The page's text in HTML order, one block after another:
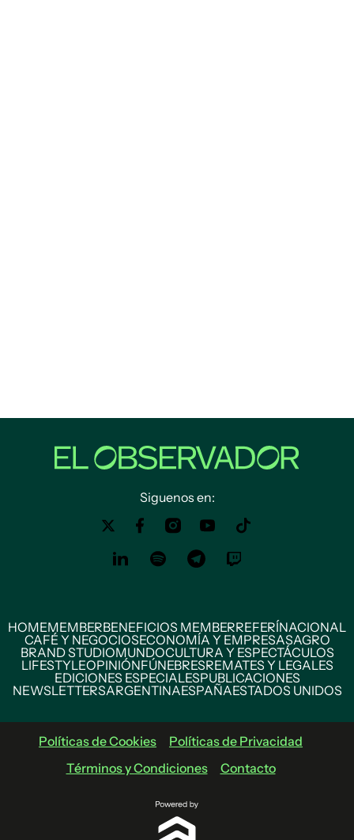
Siguenos en:
HOMEMEMBERBENEFICIOS MEMBERREFERÍNACIONAL
CAFÉ Y NEGOCIOSECONOMÍA Y EMPRESASAGRO
BRAND STUDIOMUNDOCULTURA Y ESPECTÁCULOS
LIFESTYLEOPINIÓNFÚNEBRESREMATES Y LEGALES
EDICIONES ESPECIALESPUBLICACIONES
NEWSLETTERSARGENTINAESPAÑAESTADOS UNIDOS
Políticas de Cookies
Políticas de Privacidad
Términos y Condiciones
Contacto